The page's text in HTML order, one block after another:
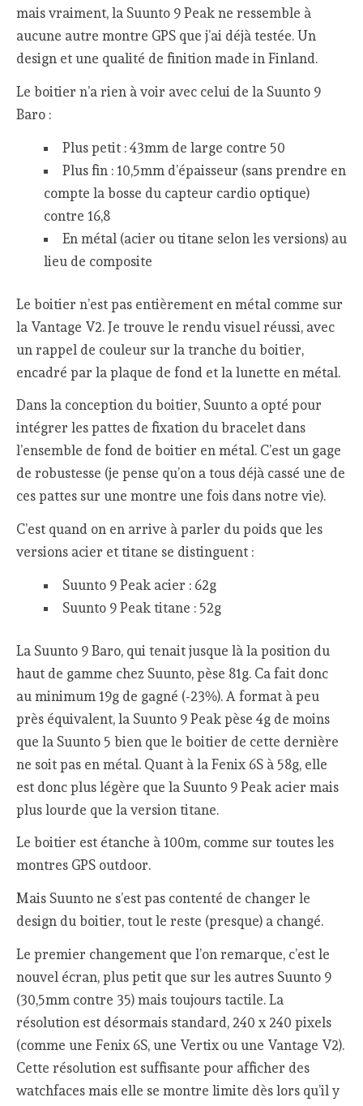
mais vraiment, la Suunto 9 Peak ne ressemble à
aucune autre montre GPS que j’ai déjà testée. Un
design et une qualité de finition made in Finland.
Le boitier n’a rien à voir avec celui de la Suunto 9
Baro :
Plus petit : 43mm de large contre 50
Plus fin : 10,5mm d’épaisseur (sans prendre en
compte la bosse du capteur cardio optique)
contre 16,8
En métal (acier ou titane selon les versions) au
lieu de composite
Le boitier n’est pas entièrement en métal comme sur
la Vantage V2. Je trouve le rendu visuel réussi, avec
un rappel de couleur sur la tranche du boitier,
encadré par la plaque de fond et la lunette en métal.
Dans la conception du boitier, Suunto a opté pour
intégrer les pattes de fixation du bracelet dans
l’ensemble de fond de boitier en métal. C’est un gage
de robustesse (je pense qu’on a tous déjà cassé une de
ces pattes sur une montre une fois dans notre vie).
C’est quand on en arrive à parler du poids que les
versions acier et titane se distinguent :
Suunto 9 Peak acier : 62g
Suunto 9 Peak titane : 52g
La Suunto 9 Baro, qui tenait jusque là la position du
haut de gamme chez Suunto, pèse 81g. Ca fait donc
au minimum 19g de gagné (-23%). A format à peu
près équivalent, la Suunto 9 Peak pèse 4g de moins
que la Suunto 5 bien que le boitier de cette dernière
ne soit pas en métal. Quant à la Fenix 6S à 58g, elle
est donc plus légère que la Suunto 9 Peak acier mais
plus lourde que la version titane.
Le boitier est étanche à 100m, comme sur toutes les
montres GPS outdoor.
Mais Suunto ne s’est pas contenté de changer le
design du boitier, tout le reste (presque) a changé.
Le premier changement que l’on remarque, c’est le
nouvel écran, plus petit que sur les autres Suunto 9
(30,5mm contre 35) mais toujours tactile. La
résolution est désormais standard, 240 x 240 pixels
(comme une Fenix 6S, une Vertix ou une Vantage V2).
Cette résolution est suffisante pour afficher des
watchfaces mais elle se montre limite dès lors qu’il y